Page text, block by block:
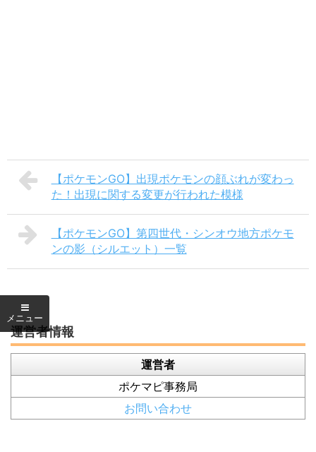
【ポケモンGO】出現ポケモンの顔ぶれが変わっ
た！出現に関する変更が行われた模様
【ポケモンGO】第四世代・シンオウ地方ポケモ
ンの影（シルエット）一覧
運営者情報
運営者
ポケマピ事務局
お問い合わせ